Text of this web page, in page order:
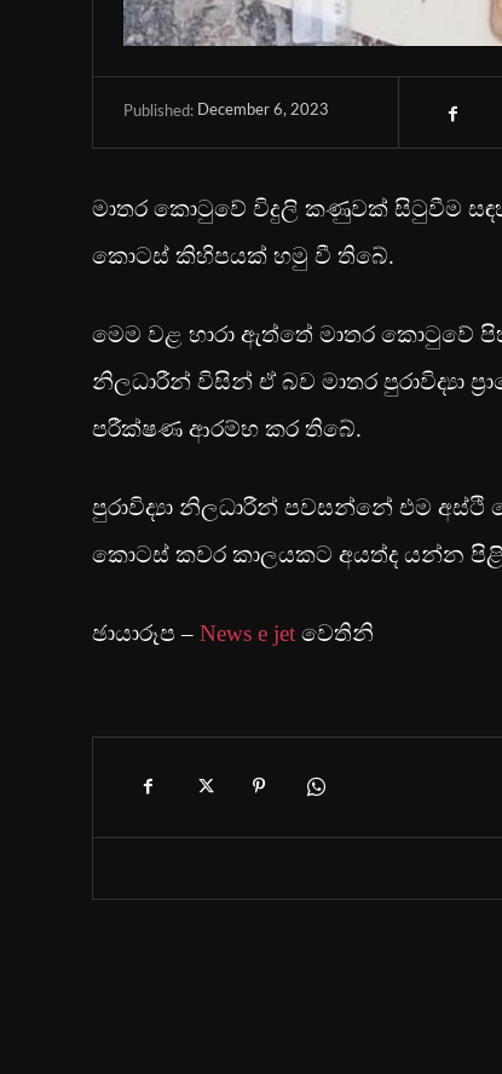
Published: December 6, 2023
මාතර කොටුවේ විදුලි කණුවක් සිටුවීම
කොටස් කිහිපයක් හමු වී තිබේ.
මෙම වළ හාරා ඇත්තේ මාතර කොටුවේ
නිලධාරීන් විසින් ඒ බව මාතර පුරාවිද්‍යා
පරීක්ෂණ ආරම්භ කර තිබේ.
පුරාවිද්‍යා නිලධාරීන් පවසන්නේ එම
කොටස් කවර කාලයකට අයත්ද යන්න
ඡායාරූප – News e jet වෙතිනි